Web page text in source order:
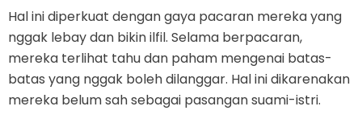
Hal ini diperkuat dengan gaya pacaran mereka yang
nggak lebay dan bikin ilfil. Selama berpacaran,
mereka terlihat tahu dan paham mengenai batas-
batas yang nggak boleh dilanggar. Hal ini dikarenakan
mereka belum sah sebagai pasangan suami-istri.